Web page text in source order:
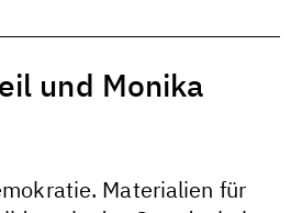
und Monika
Materialien für